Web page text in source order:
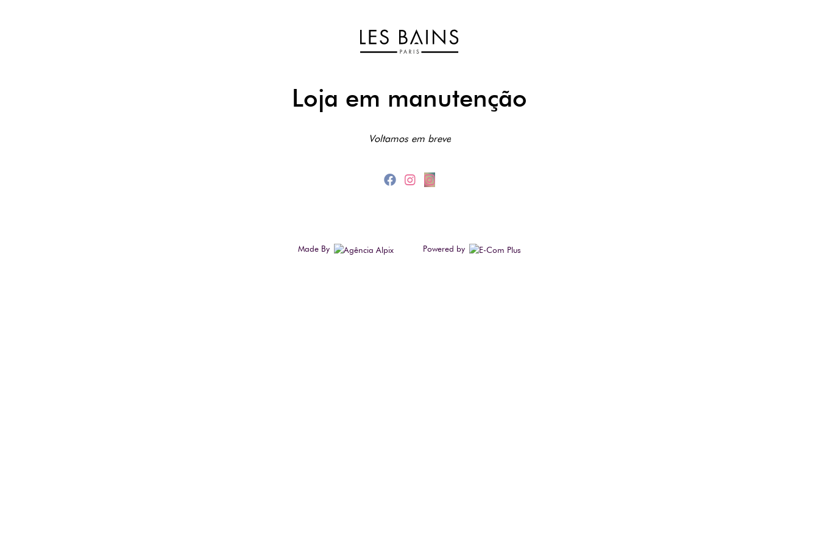
Loja em manutenção
Voltamos em breve
Made By Powered by